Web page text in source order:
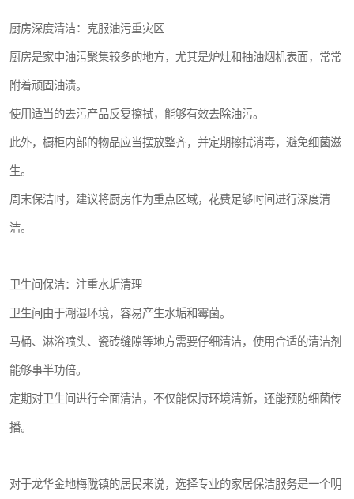
厨房深度清洁：克服油污重灾区
厨房是家中油污聚集较多的地方，尤其是炉灶和抽油烟机表面，常常
附着顽固油渍。
使用适当的去污产品反复擦拭，能够有效去除油污。
此外，橱柜内部的物品应当摆放整齐，并定期擦拭消毒，避免细菌滋
生。
周末保洁时，建议将厨房作为重点区域，花费足够时间进行深度清
洁。
卫生间保洁：注重水垢清理
卫生间由于潮湿环境，容易产生水垢和霉菌。
马桶、淋浴喷头、瓷砖缝隙等地方需要仔细清洁，使用合适的清洁剂
能够事半功倍。
定期对卫生间进行全面清洁，不仅能保持环境清新，还能预防细菌传
播。
对于龙华金地梅陇镇的居民来说，选择专业的家居保洁服务是一个明